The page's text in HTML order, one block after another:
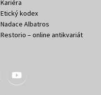
Kariéra
Etický kodex
Nadace Albatros
Restorio – online antikvariát